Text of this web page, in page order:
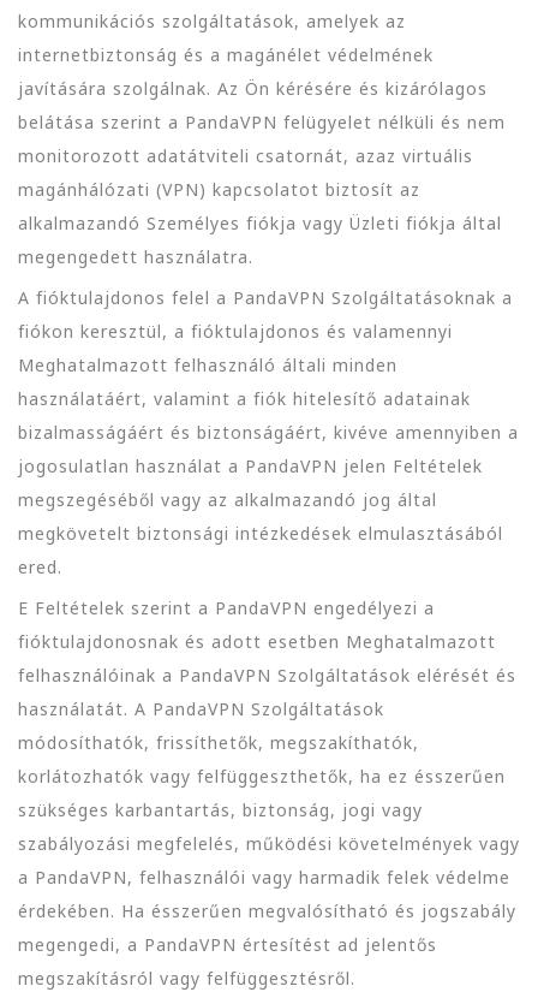
kommunikációs szolgáltatások, amelyek az
internetbiztonság és a magánélet védelmének
javítására szolgálnak. Az Ön kérésére és kizárólagos
belátása szerint a PandaVPN felügyelet nélküli és nem
monitorozott adatátviteli csatornát, azaz virtuális
magánhálózati (VPN) kapcsolatot biztosít az
alkalmazandó Személyes fiókja vagy Üzleti fiókja által
megengedett használatra.
A fióktulajdonos felel a PandaVPN Szolgáltatásoknak a
fiókon keresztül, a fióktulajdonos és valamennyi
Meghatalmazott felhasználó általi minden
használatáért, valamint a fiók hitelesítő adatainak
bizalmasságáért és biztonságáért, kivéve amennyiben a
jogosulatlan használat a PandaVPN jelen Feltételek
megszegéséből vagy az alkalmazandó jog által
megkövetelt biztonsági intézkedések elmulasztásából
ered.
E Feltételek szerint a PandaVPN engedélyezi a
fióktulajdonosnak és adott esetben Meghatalmazott
felhasználóinak a PandaVPN Szolgáltatások elérését és
használatát. A PandaVPN Szolgáltatások
módosíthatók, frissíthetők, megszakíthatók,
korlátozhatók vagy felfüggeszthetők, ha ez ésszerűen
szükséges karbantartás, biztonság, jogi vagy
szabályozási megfelelés, működési követelmények vagy
a PandaVPN, felhasználói vagy harmadik felek védelme
érdekében. Ha ésszerűen megvalósítható és jogszabály
megengedi, a PandaVPN értesítést ad jelentős
megszakításról vagy felfüggesztésről.